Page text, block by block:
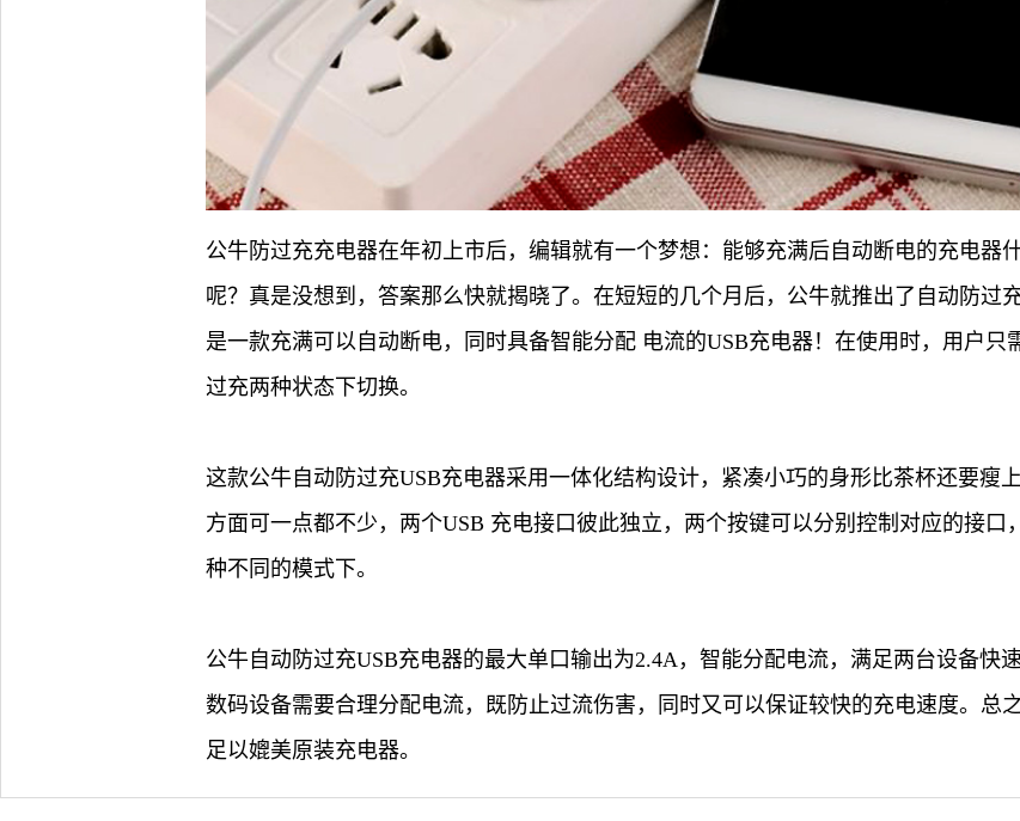
公牛防过充充电器在年初上市后，编辑就有一个梦想：能够充满后自动断电的充电器
呢？真是没想到，答案那么快就揭晓了。在短短的几个月后，公牛就推出了自动防过
是一款充满可以自动断电，同时具备智能分配 电流的USB充电器！在使用时，用户
过充两种状态下切换。
这款公牛自动防过充USB充电器采用一体化结构设计，紧凑小巧的身形比茶杯还要瘦
方面可一点都不少，两个USB 充电接口彼此独立，两个按键可以分别控制对应的接
种不同的模式下。
公牛自动防过充USB充电器的最大单口输出为2.4A，智能分配电流，满足两台设备快
数码设备需要合理分配电流，既防止过流伤害，同时又可以保证较快的充电速度。总
足以媲美原装充电器。